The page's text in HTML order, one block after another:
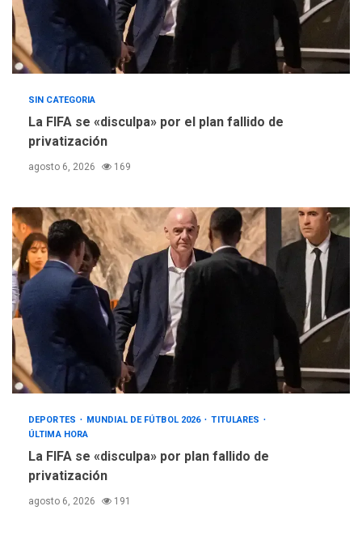
SIN CATEGORIA
La FIFA se «disculpa» por el plan fallido de
privatización
agosto 6, 2026 169
DEPORTES MUNDIAL DE FÚTBOL 2026
TITULARES
ÚLTIMA HORA
La FIFA se «disculpa» por plan fallido de
privatización
agosto 6, 2026 191